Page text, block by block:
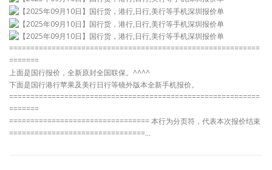
===========================================================
=======
上面是国行报价，全新原封全国联保。^^^^
下面是国行港行苹果及美行日行等镜外版本全新手机报价。
===========================================================
=======
================================= 本行为分页符，代表本次报价结束
================================…